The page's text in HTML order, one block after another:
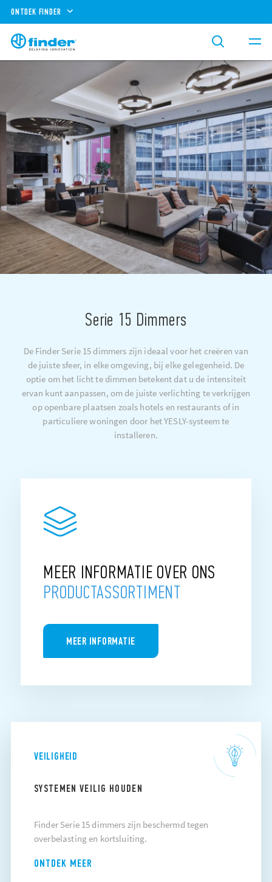
ONTDEK FINDER
Serie 15 Dimmers
De Finder Serie 15 dimmers zijn ideaal voor het creëren van
de juiste sfeer, in elke omgeving, bij elke gelegenheid. De
optie om het licht te dimmen betekent dat u de intensiteit
ervan kunt aanpassen, om de juiste verlichting te verkrijgen
op openbare plaatsen zoals hotels en restaurants of in
particuliere woningen door het YESLY-systeem te
installeren.
MEER INFORMATIE OVER ONS
PRODUCTASSORTIMENT
MEER INFORMATIE
VEILIGHEID
SYSTEMEN VEILIG HOUDEN
Finder Serie 15 dimmers zijn beschermd tegen
overbelasting en kortsluiting.
ONTDEK MEER